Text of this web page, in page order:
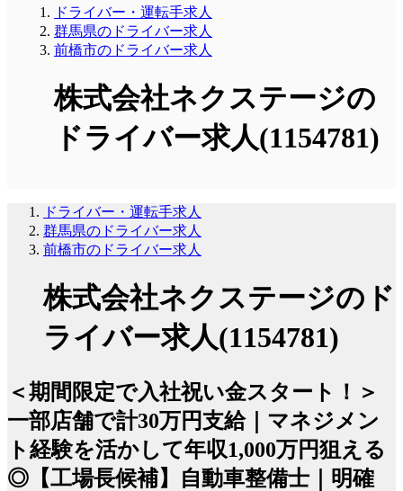
ドライバー・運転手求人
群馬県のドライバー求人
前橋市のドライバー求人
株式会社ネクステージの
ドライバー求人(1154781)
ドライバー・運転手求人
群馬県のドライバー求人
前橋市のドライバー求人
株式会社ネクステージのド
ライバー求人(1154781)
＜期間限定で入社祝い金スタート！＞
一部店舗で計30万円支給｜マネジメン
ト経験を活かして年収1,000万円狙える
◎【工場長候補】自動車整備士｜明確